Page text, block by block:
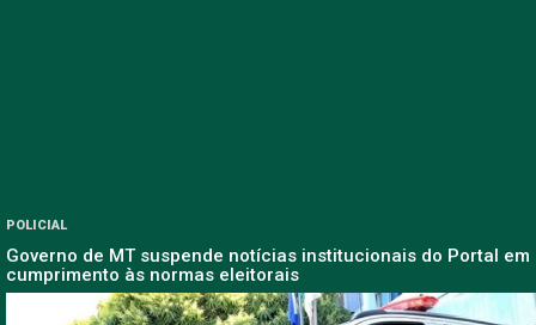
POLICIAL
Governo de MT suspende notícias institucionais do Portal em
cumprimento às normas eleitorais